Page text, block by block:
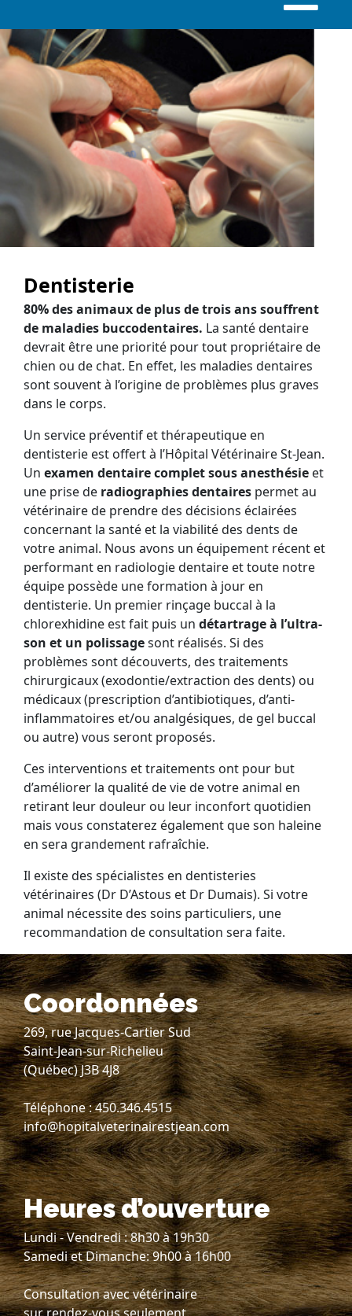
Dentisterie
80% des animaux de plus de trois ans souffrent
de maladies buccodentaires. La santé dentaire
devrait être une priorité pour tout propriétaire de
chien ou de chat. En effet, les maladies dentaires
sont souvent à l’origine de problèmes plus graves
dans le corps.
Un service préventif et thérapeutique en
dentisterie est offert à l’Hôpital Vétérinaire St-Jean.
Un examen dentaire complet sous anesthésie et
une prise de radiographies dentaires permet au
vétérinaire de prendre des décisions éclairées
concernant la santé et la viabilité des dents de
votre animal. Nous avons un équipement récent et
performant en radiologie dentaire et toute notre
équipe possède une formation à jour en
dentisterie. Un premier rinçage buccal à la
chlorexhidine est fait puis un détartrage à l’ultra-
son et un polissagesont réalisés. Si des
problèmes sont découverts, des traitements
chirurgicaux (exodontie/extraction des dents) ou
médicaux (prescription d’antibiotiques, d’anti-
inflammatoires et/ou analgésiques, de gel buccal
ou autre) vous seront proposés.
Ces interventions et traitements ont pour but
d’améliorer la qualité de vie de votre animal en
retirant leur douleur ou leur inconfort quotidien
mais vous constaterez également que son haleine
en sera grandement rafraîchie.
Il existe des spécialistes en dentisteries
vétérinaires (Dr D’Astous et Dr Dumais). Si votre
animal nécessite des soins particuliers, une
recommandation de consultation sera faite.
Coordonnées
269, rue Jacques-Cartier Sud
Saint-Jean-sur-Richelieu
(Québec) J3B 4J8
Téléphone : 450.346.4515
info@hopitalveterinairestjean.com
Heures d’ouverture
Lundi - Vendredi : 8h30 à 19h30
Samedi et Dimanche: 9h00 à 16h00
Consultation avec vétérinaire